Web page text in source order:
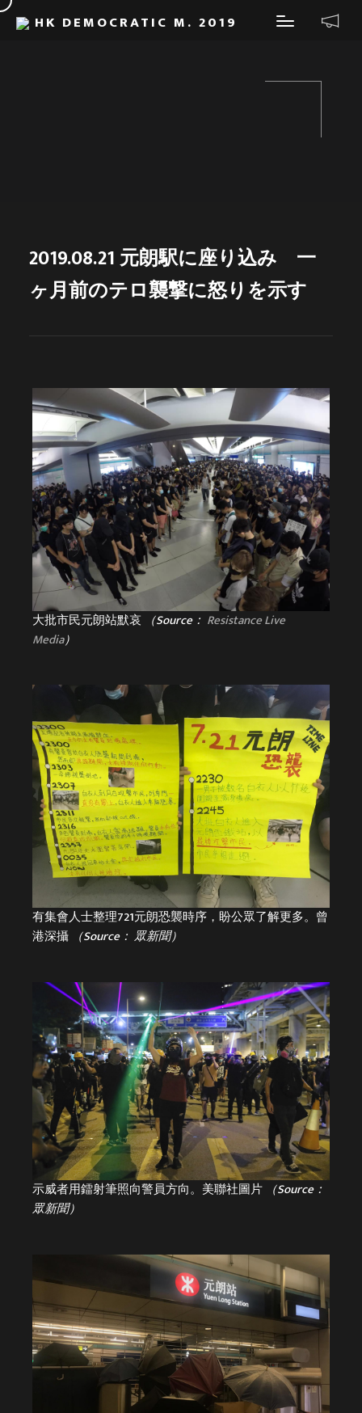
HK DEMOCRATIC M. 2019
2019.08.21 元朗駅に座り込み 一
ヶ月前のテロ襲撃に怒りを示す
大批市民元朗站默哀 （Source： Resistance Live
Media）
有集會人士整理721元朗恐襲時序，盼公眾了解更多。曾
港深攝 （Source： 眾新聞）
示威者用鐳射筆照向警員方向。美聯社圖片 （Source：
眾新聞）